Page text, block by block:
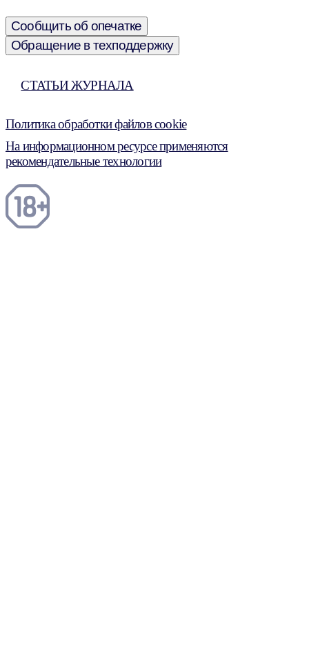
Сообщить об опечатке
Обращение в техподдержку
СТАТЬИ ЖУРНАЛА
Политика обработки файлов cookie
На информационном ресурсе применяются
рекомендательные технологии